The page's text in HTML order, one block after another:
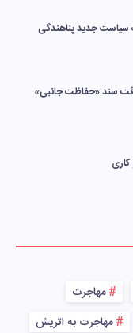
سیاست جدید پناهندگی
فرانسه: در سال ۲۰۲۵ دریافت سند «حفاظت جانبی»
مهاجرت
مهاجرت به اتریش